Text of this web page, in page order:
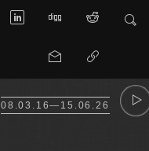
08.03.16—15.06.26